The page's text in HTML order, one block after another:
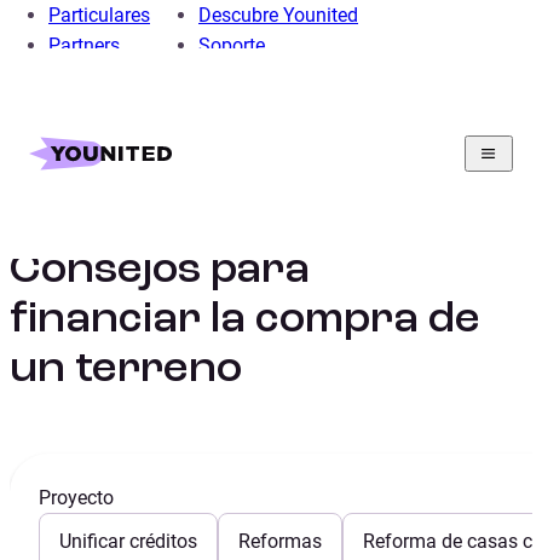
Particulares
Partners
Descubre Younited
Soporte
Home
Guía de préstamos para obtener liquidez
Consejos para
financiar la compra de
un terreno
Proyecto
Unificar créditos
Reformas
Reforma de casas